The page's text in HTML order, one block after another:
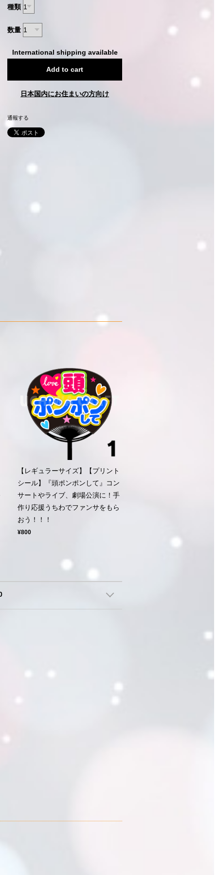
種類
数量
International shipping available
Add to cart
日本国内にお住まいの方向け
通報する
【レギュラーサイズ】【プリント
シール】『頭ポンポンして』コン
サートやライブ、劇場公演に！手
作り応援うちわでファンサをもら
おう！！！
¥800